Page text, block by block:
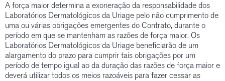
A força maior determina a exoneração da responsabilidade dos
Laboratórios Dermatológicos da Uriage pelo não cumprimento de
uma ou várias obrigações emergentes do Contrato, durante o
período em que se mantenham as razões de força maior. Os
Laboratórios Dermatológicos da Uriage beneficiarão de um
alargamento do prazo para cumprir tais obrigações por um
período de tempo igual ao da duração das razões de força maior e
deverá utilizar todos os meios razoáveis para fazer cessar as